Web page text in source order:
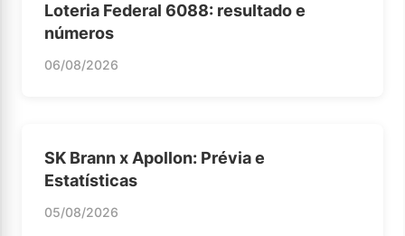
Loteria Federal 6088: resultado e
números
06/08/2026
SK Brann x Apollon: Prévia e
Estatísticas
05/08/2026